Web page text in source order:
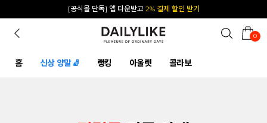
[공식몰 단독] 앱 다운받고 2% 결제 할인 받기
0
홈 신상 양말🧦 랭킹 아울렛 콜라보